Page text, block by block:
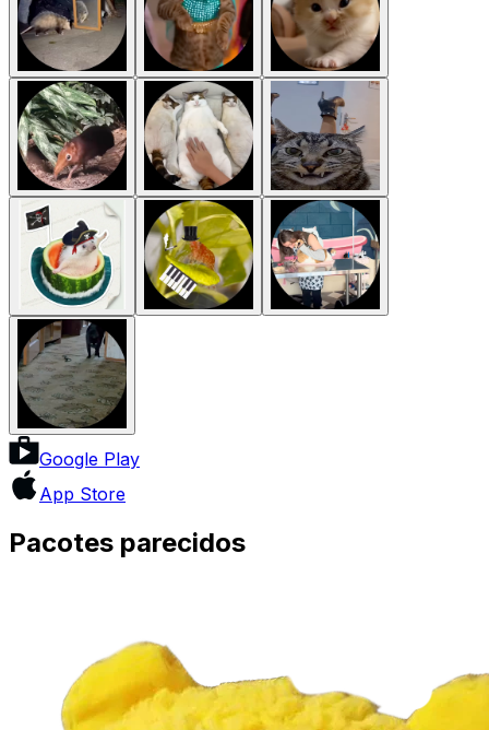
Google Play
App Store
Pacotes parecidos